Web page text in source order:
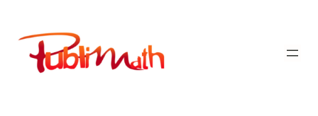
contenu
Publimath